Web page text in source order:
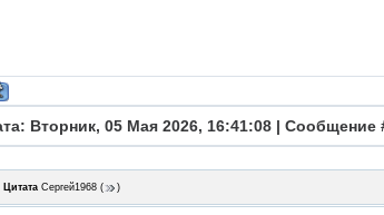
Вторник, 05 Мая 2026, 16:41:08 | Сообщение
Цитата Сергей1968 ( )